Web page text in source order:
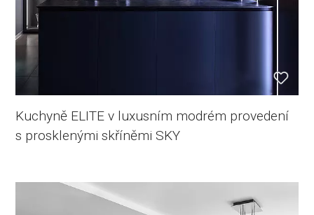
Kuchyně ELITE v luxusním modrém provedení
s prosklenými skříněmi SKY